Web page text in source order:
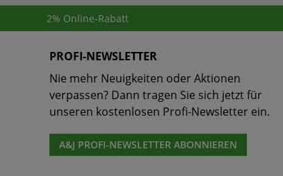
2% Online-Rabatt
PROFI-NEWSLETTER
Nie mehr Neuigkeiten oder Aktionen
verpassen? Dann tragen Sie sich jetzt für
unseren kostenlosen Profi-Newsletter ein.
A&J PROFI-NEWSLETTER ABONNIEREN